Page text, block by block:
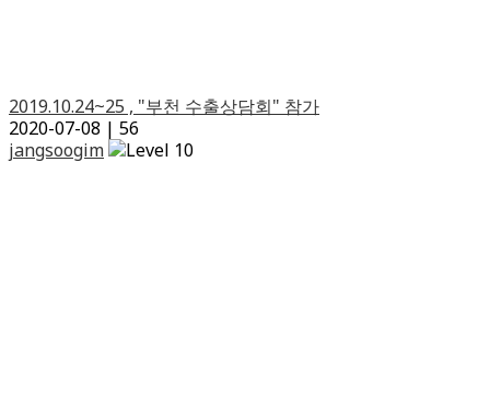
2019.10.24~25 , "부천 수출상담회" 참가
2020-07-08 | 56
jangsoogim